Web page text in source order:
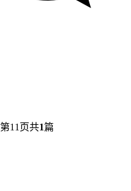
11页共1篇